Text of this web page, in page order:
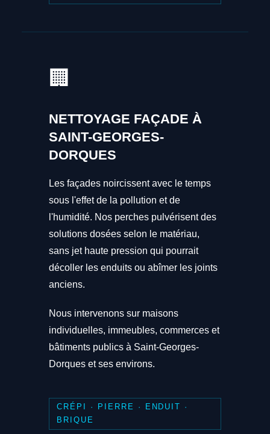
🏢
NETTOYAGE FAÇADE À
SAINT-GEORGES-
DORQUES
Les façades noircissent avec le temps
sous l'effet de la pollution et de
l'humidité. Nos perches pulvérisent des
solutions dosées selon le matériau,
sans jet haute pression qui pourrait
décoller les enduits ou abîmer les joints
anciens.
Nous intervenons sur maisons
individuelles, immeubles, commerces et
bâtiments publics à Saint-Georges-
Dorques et ses environs.
CRÉPI · PIERRE · ENDUIT ·
BRIQUE